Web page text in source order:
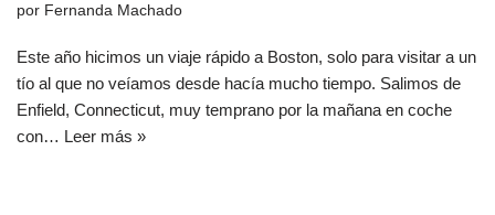
por Fernanda Machado
Este año hicimos un viaje rápido a Boston, solo para visitar a un
tío al que no veíamos desde hacía mucho tiempo. Salimos de
Enfield, Connecticut, muy temprano por la mañana en coche
con… Leer más »